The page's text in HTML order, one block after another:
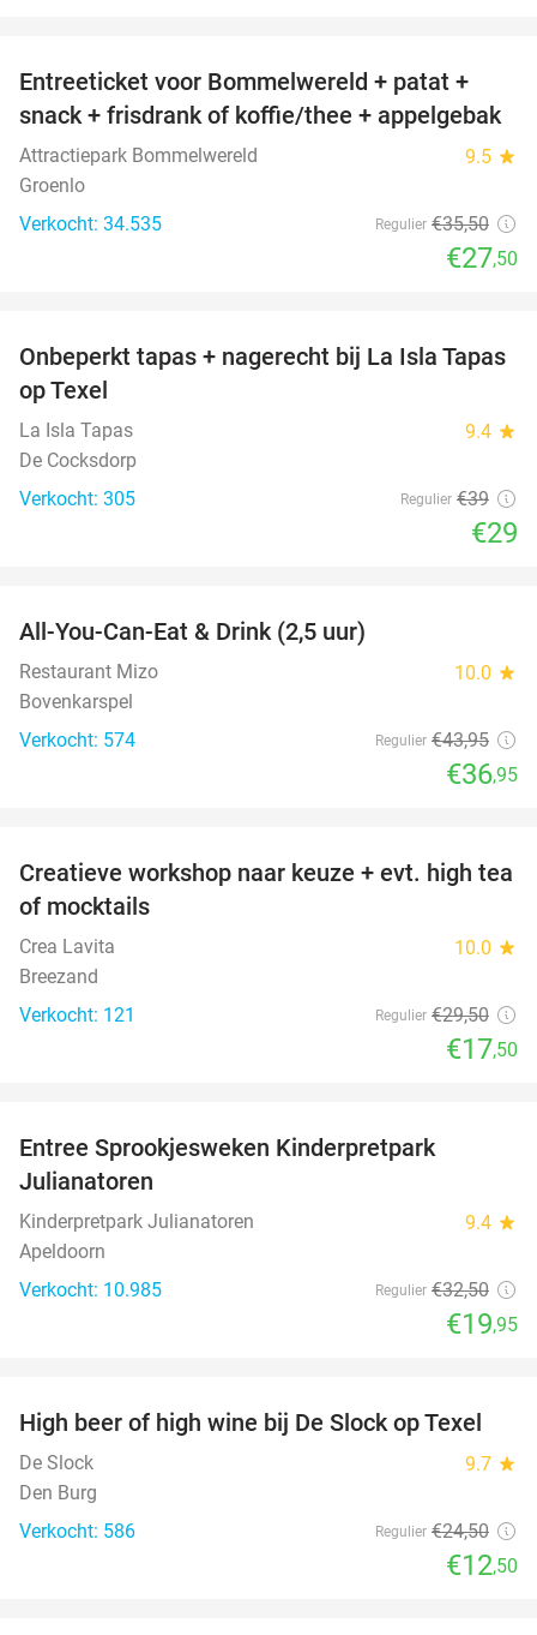
23%
Entreeticket voor Bommelwereld + patat +
snack + frisdrank of koffie/thee + appelgebak
Attractiepark Bommelwereld 9.5 star
Groenlo
Verkocht: 34.535
Regulier €35,50
€27,50
26%
Onbeperkt tapas + nagerecht bij La Isla Tapas
op Texel
La Isla Tapas 9.4 star
De Cocksdorp
Verkocht: 305
Regulier €39
€29
All-You-Can-Eat & Drink (2,5 uur)
Restaurant Mizo 10.0 star
Bovenkarspel
Verkocht: 574
Regulier €43,95
€36,95
41%
Creatieve workshop naar keuze + evt. high tea
of mocktails
Crea Lavita 10.0 star
Breezand
Verkocht: 121
Regulier €29,50
€17,50
Entree Sprookjesweken Kinderpretpark
Julianatoren
Kinderpretpark Julianatoren 9.4 star
Apeldoorn
Verkocht: 10.985
Regulier €32,50
€19,95
49%
High beer of high wine bij De Slock op Texel
De Slock 9.7 star
Den Burg
Verkocht: 586
Regulier €24,50
€12,50